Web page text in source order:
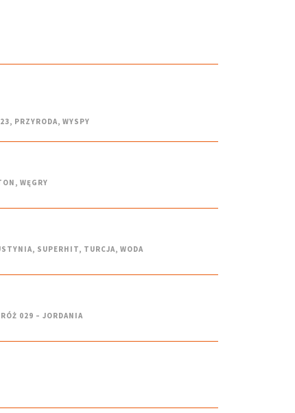
, PRZYRODA, WYSPY
, WĘGRY
, SUPERHIT, TURCJA, WODA
029 – JORDANIA